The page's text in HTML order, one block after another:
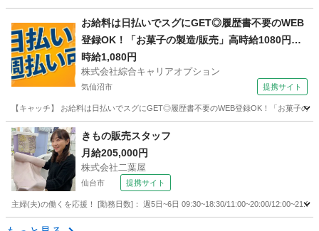
八木山動物公園駅 営業 やる気
お給料は日払いでスグにGET◎履歴書不要のWEB
登録OK！「お菓子の製造/販売」高時給1080円～1
350円！気仙沼周辺！20代～40代のスタッフが多
数活躍中★
時給1,080円
株式会社綜合キャリアオプション
気仙沼市 提携サイト
【キャッチ】 お給料は日払いでスグにGET◎履歴書不要のWEB登録OK！「お菓子
宮城 気仙沼市 その他
きもの販売スタッフ
月給205,000円
株式会社二葉屋
仙台市 提携サイト
主婦(夫)の働くを応援！ [勤務日数]： 週5日~6日 09:30~18:30/11:00~20:00/
宮城 仙台市